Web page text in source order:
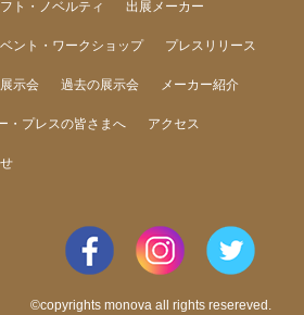
ト・ノベルティ 出展メーカー
ント・ワークショップ プレスリリース
示会 過去の展示会 メーカー紹介
・プレスの皆さまへ アクセス
©copyrights monova all rights resereved.